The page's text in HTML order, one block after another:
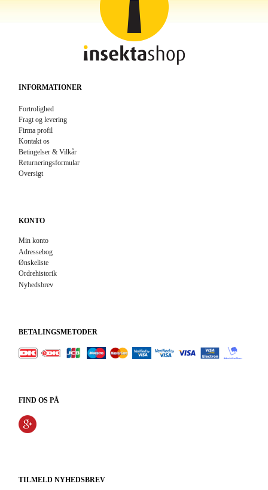
INFORMATIONER
Fortrolighed
Fragt og levering
Firma profil
Kontakt os
Betingelser & Vilkår
Returneringsformular
Oversigt
KONTO
Min konto
Adressebog
Ønskeliste
Ordrehistorik
Nyhedsbrev
BETALINGSMETODER
FIND OS PÅ
TILMELD NYHEDSBREV